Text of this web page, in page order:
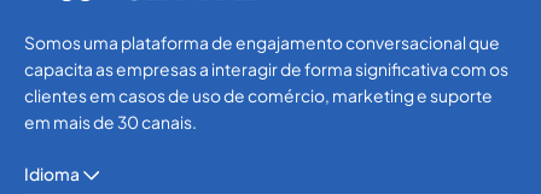
Somos uma plataforma de engajamento conversacional que
capacita as empresas a interagir de forma significativa com os
clientes em casos de uso de comércio, marketing e suporte
em mais de 30 canais.
Idioma